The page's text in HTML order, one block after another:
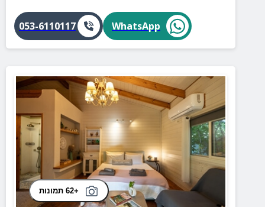
WhatsApp
053-6110117
+62 תמונות